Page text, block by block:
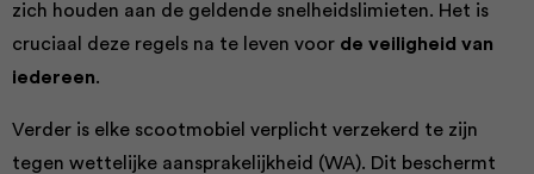
zich houden aan de geldende snelheidslimieten. Het is
cruciaal deze regels na te leven voor de veiligheid van
iedereen.
Verder is elke scootmobiel verplicht verzekerd te zijn
tegen wettelijke aansprakelijkheid (WA). Dit beschermt